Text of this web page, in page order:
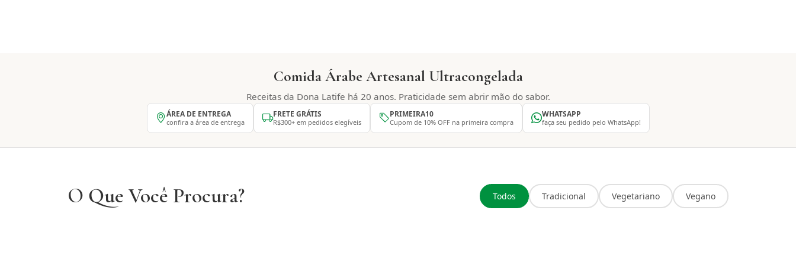
Comida Árabe Artesanal Ultracongelada
Receitas da Dona Latife há 20 anos. Praticidade sem abrir mão do sabor.
ÁREA DE ENTREGA
confira a área de entrega
FRETE GRÁTIS
R$300+ em pedidos elegíveis
PRIMEIRA10
Cupom de 10% OFF na primeira compra
WHATSAPP
faça seu pedido pelo WhatsApp!
O Que Você Procura? Todos Tradicional Vegetariano Vegano